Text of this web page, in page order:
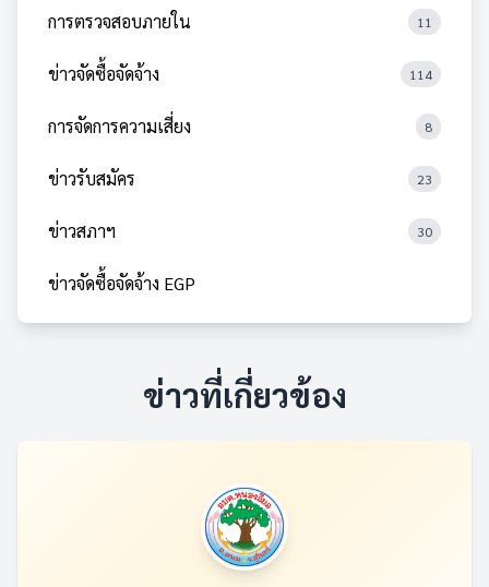
การตรวจสอบภายใน 11
ข่าวจัดซื้อจัดจ้าง 114
การจัดการความเสี่ยง 8
ข่าวรับสมัคร 23
ข่าวสภาฯ 30
ข่าวจัดซื้อจัดจ้าง EGP
ข่าวที่เกี่ยวข้อง